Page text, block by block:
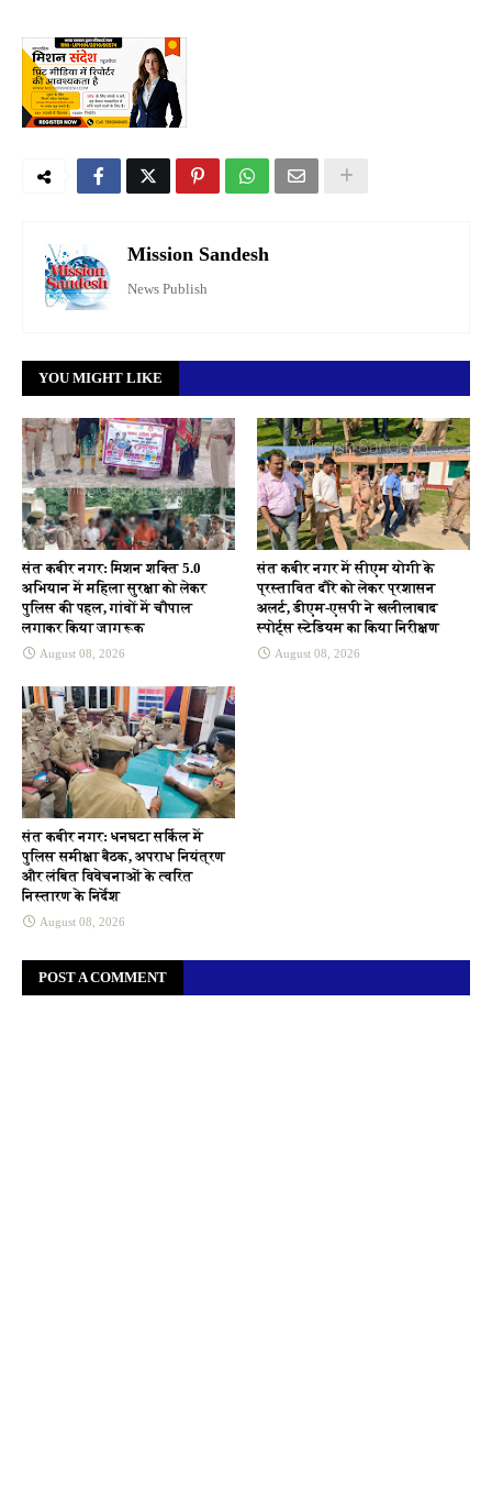
Mission Sandesh
News Publish
YOU MIGHT LIKE
संत कबीर नगर: मिशन शक्ति 5.0
अभियान में महिला सुरक्षा को लेकर
पुलिस की पहल, गांवों में चौपाल
लगाकर किया जागरूक
August 08, 2026
संत कबीर नगर में सीएम योगी के
प्रस्तावित दौरे को लेकर प्रशासन
अलर्ट, डीएम-एसपी ने खलीलाबाद
स्पोर्ट्स स्टेडियम का किया निरीक्षण
August 08, 2026
संत कबीर नगर: धनघटा सर्किल में
पुलिस समीक्षा बैठक, अपराध नियंत्रण
और लंबित विवेचनाओं के त्वरित
निस्तारण के निर्देश
August 08, 2026
POST A COMMENT